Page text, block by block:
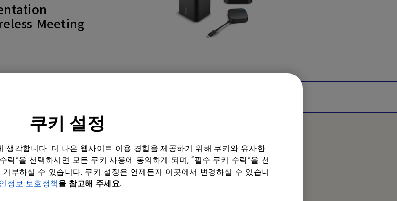
쿠키 설정
생각합니다. 더 나은 웹사이트 이용 경험을 제공하기 위해 쿠키와 유사한
락”을 선택하시면 모든 쿠키 사용에 동의하게 되며, “필수 쿠키 수락”을 선
부하실 수 있습니다. 쿠키 설정은 언제든지 이곳에서 변경하실 수 있습니
정보 보호정책 을 참고해 주세요.
Meeting
to 로컬 오피스